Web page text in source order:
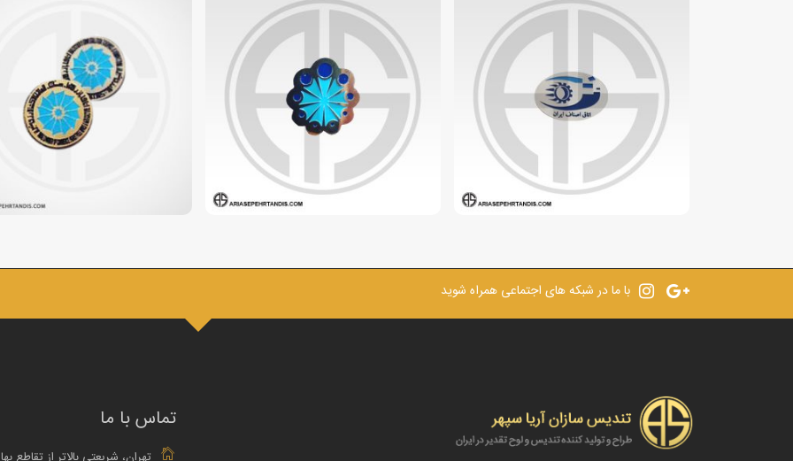
با ما در شبکه های اجتماعی همراه شوید
تماس با ما